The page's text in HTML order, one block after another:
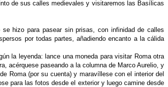
de sus calles medievales y visitaremos las Basílicas
se hizo para pasear sin prisas, con infinidad de calles
por todas partes, añadiendo encanto a la cálida
la leyenda: lance una moneda para visitar Roma otra
acérquese paseando a la columna de Marco Aurelio, y
Roma (por su cuenta) y maravíllese con el interior del
para las fotos desde el exterior y luego camine desde